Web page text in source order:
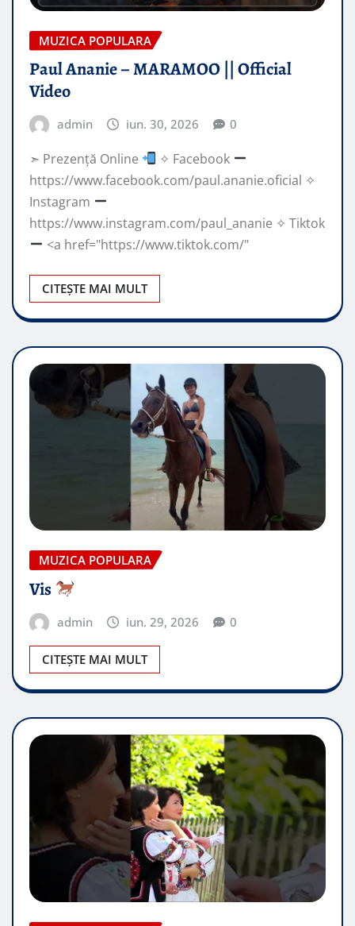
MUZICA POPULARA
Paul Ananie – MARAMOO || Official
Video
admin iun. 30, 2026 0
➣ Prezență Online
✧ Facebook
https://www.facebook.com/paul.ananie.oficial ✧
Instagram
https://www.instagram.com/paul_ananie ✧ Tiktok
<a href="https://www.tiktok.com/"
CITEȘTE MAI MULT
MUZICA POPULARA
Vis
admin iun. 29, 2026 0
CITEȘTE MAI MULT